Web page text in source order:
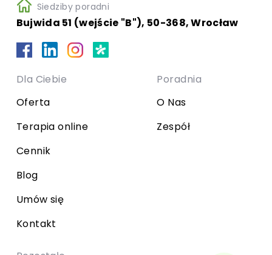
Siedziby poradni
Bujwida 51 (wejście "B"), 50-368, Wrocław
Dla Ciebie
Oferta
Terapia online
Cennik
Blog
Umów się
Kontakt
Poradnia
O Nas
Zespół